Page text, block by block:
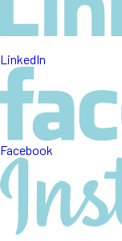
LinkedIn
Facebook